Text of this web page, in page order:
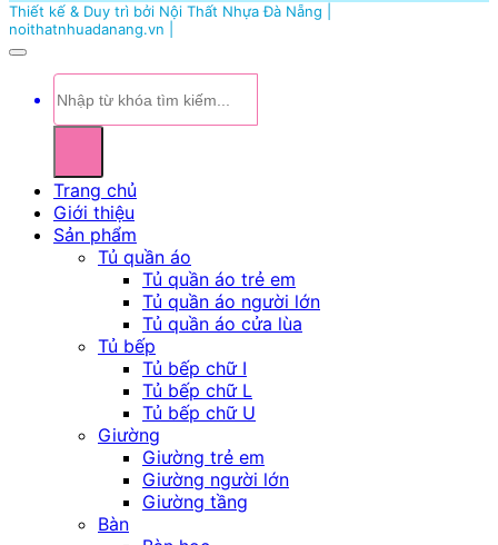
Thiết kế & Duy trì bởi Nội Thất Nhựa Đà Nẵng |
noithatnhuadanang.vn |
Tìm
kiếm:
Trang chủ
Giới thiệu
Sản phẩm
Tủ quần áo
Tủ quần áo trẻ em
Tủ quần áo người lớn
Tủ quần áo cửa lùa
Tủ bếp
Tủ bếp chữ I
Tủ bếp chữ L
Tủ bếp chữ U
Giường
Giường trẻ em
Giường người lớn
Giường tầng
Bàn